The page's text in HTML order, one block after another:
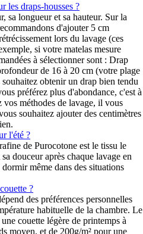
les draps-housses ?
sa longueur et sa hauteur. Sur la
d'ajouter 5 cm
lors du lavage (ces
si votre matelas mesure
à sélectionner sont : Drap
de 16 à 20 cm (votre plage
obtenir un drap bien tendu
préférez plus d'abondance, c'est à
vos méthodes de lavage, il vous
souhaitez ajouter des centimètres
l'été ?
de Purocotone est le tissu le
douceur après chaque lavage en
même dans des situations
?
des préférences personnelles
habituelle de la chambre. Le
couette légère de printemps à
moyen, et de 200g/m² pour une